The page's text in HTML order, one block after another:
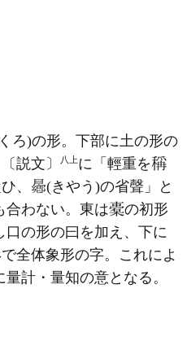
ろ)の形。下部に土の形の
説文〕
八上に「輕重を
、
(きやう)の省聲」と
合わない。東は
の初形
の形の曰を加え、下に
全体象形の字。これによ
計・量知の意となる。